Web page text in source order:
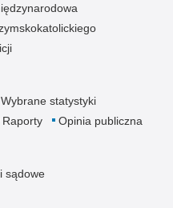
Wybrane statystyki
Raporty Opinia publiczna
sądowe